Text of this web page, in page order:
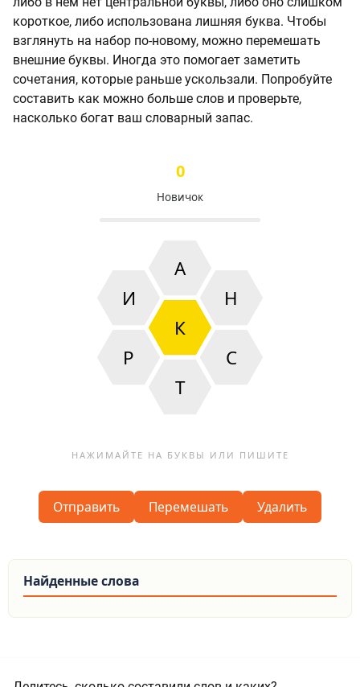
короткое, либо использована лишняя буква. Чтобы
взглянуть на набор по-новому, можно перемешать
внешние буквы. Иногда это помогает заметить
сочетания, которые раньше ускользали. Попробуйте
составить как можно больше слов и проверьте,
насколько богат ваш словарный запас.
0
Новичок
К
А
И
Н
Р
С
Т
Отправить Перемешать Удалить
Найденные слова